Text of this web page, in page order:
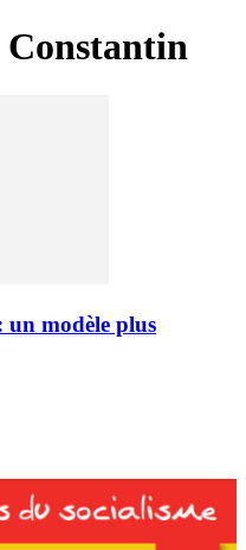
modèle plus